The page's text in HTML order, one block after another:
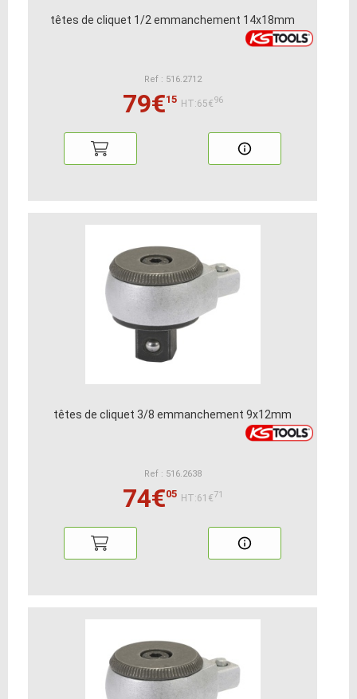
têtes de cliquet 1/2 emmanchement 14x18mm
Ref : 516.2712
79€15 HT:65€96
têtes de cliquet 3/8 emmanchement 9x12mm
Ref : 516.2638
74€05 HT:61€71